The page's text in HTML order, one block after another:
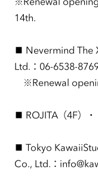
14th.
■ Nevermind The
Ltd.：06-6538-
※Renewal
■ ROJITA（4F）
■ Tokyo
Co., Ltd.：